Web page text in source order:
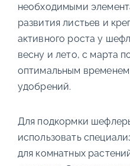
необходимыми
развития листьев и
активного роста у
весну и лето, с марта
оптимальным временем
удобрений.
Для подкормки
использовать
для комнатных